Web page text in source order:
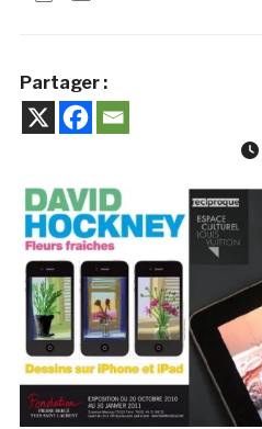
Partager :